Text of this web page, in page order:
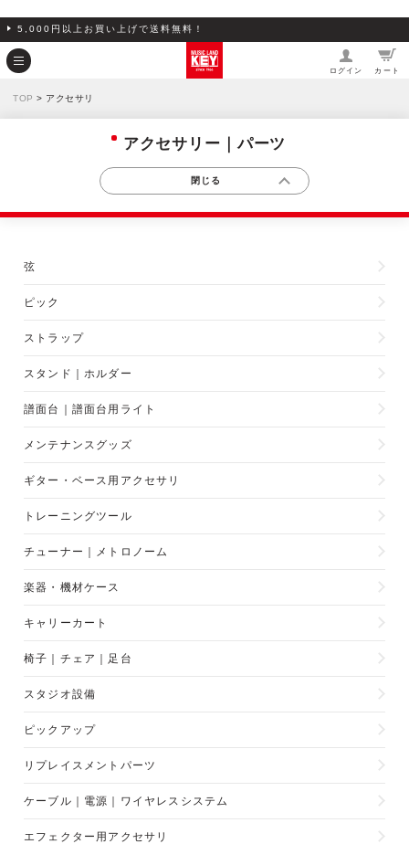
5,000円以上お買い上げで送料無料！
ログイン カート
TOP > アクセサリ
アクセサリー｜パーツ
弦
ピック
ストラップ
スタンド｜ホルダー
譜面台｜譜面台用ライト
メンテナンスグッズ
ギター・ベース用アクセサリ
トレーニングツール
チューナー｜メトロノーム
楽器・機材ケース
キャリーカート
椅子｜チェア｜足台
スタジオ設備
ピックアップ
リプレイスメントパーツ
ケーブル｜電源｜ワイヤレスシステム
エフェクター用アクセサリ